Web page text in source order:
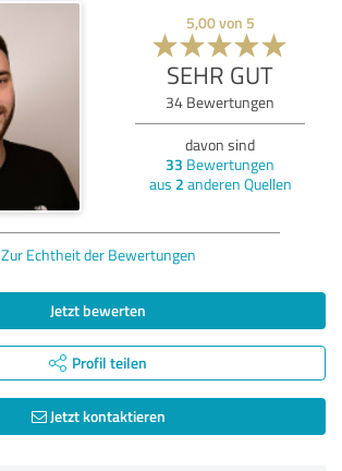
5,00von 5
SEHR GUT
34 Bewertungen
davon sind
33 Bewertungen
aus 2 anderen Quellen
Zur Echtheit der Bewertungen
Jetzt bewerten
Profil teilen
Jetzt kontaktieren